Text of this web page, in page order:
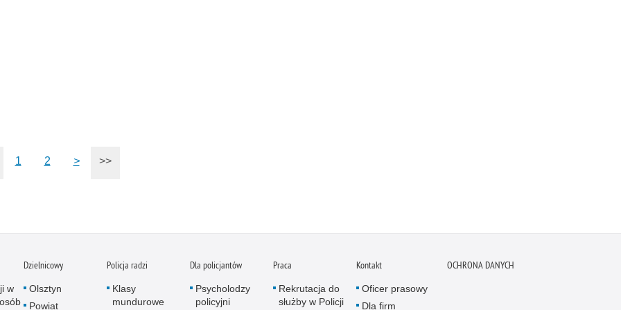
1 2 > >>
w
Dzielnicowy
Olsztyn
Powiat
Policja radzi
Klasy
mundurowe
Dla policjantów
Psycholodzy
policyjni
Praca
Rekrutacja do
służby w Policji
Kontakt
Oficer prasowy
Dla firm
OCHRONA DANYCH